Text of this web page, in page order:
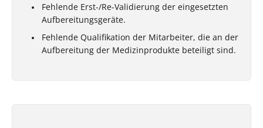
Fehlende Erst-/Re-Validierung der eingesetzten
Aufbereitungsgeräte.
Fehlende Qualifikation der Mitarbeiter, die an der
Aufbereitung der Medizinprodukte beteiligt sind.